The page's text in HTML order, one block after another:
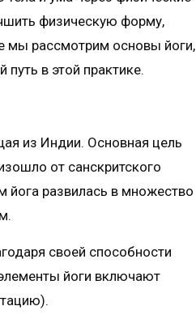
физическую форму,
мы рассмотрим основы йоги,
в этой практике.
из Индии. Основная цель
от санскритского
йога развилась в множество
своей способности
йоги включают